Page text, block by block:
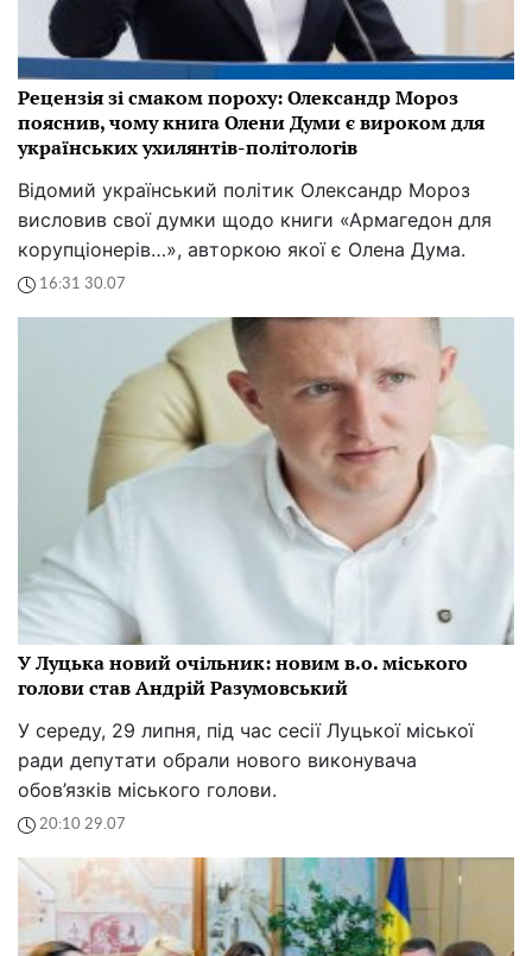
Рецензія зі смаком пороху: Олександр Мороз
пояснив, чому книга Олени Думи є вироком для
українських ухилянтів-політологів
Відомий український політик Олександр Мороз
висловив свої думки щодо книги «Армагедон для
корупціонерів…», авторкою якої є Олена Дума.
16:31 30.07
У Луцька новий очільник: новим в.о. міського
голови став Андрій Разумовський
У середу, 29 липня, під час сесії Луцької міської
ради депутати обрали нового виконувача
обов’язків міського голови.
20:10 29.07